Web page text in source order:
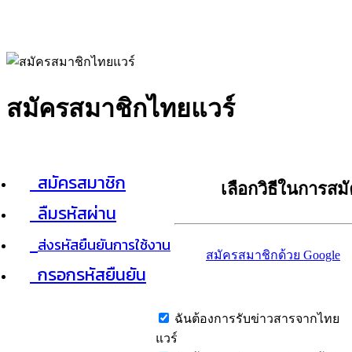
สมัครสมาชิกไทยแวร์
สมัครสมาชิก
ลืมรหัสผ่าน
ส่งรหัสยืนยันการใช้งาน
กรอกรหัสยืนยัน
เลือกวิธีในการส
สมัครสมาชิกด้วย Google
ฉันต้องการรับข่าวสารจากไทย
แวร์